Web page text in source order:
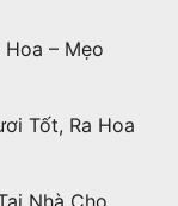
– Mẹo
Tốt, Ra Hoa